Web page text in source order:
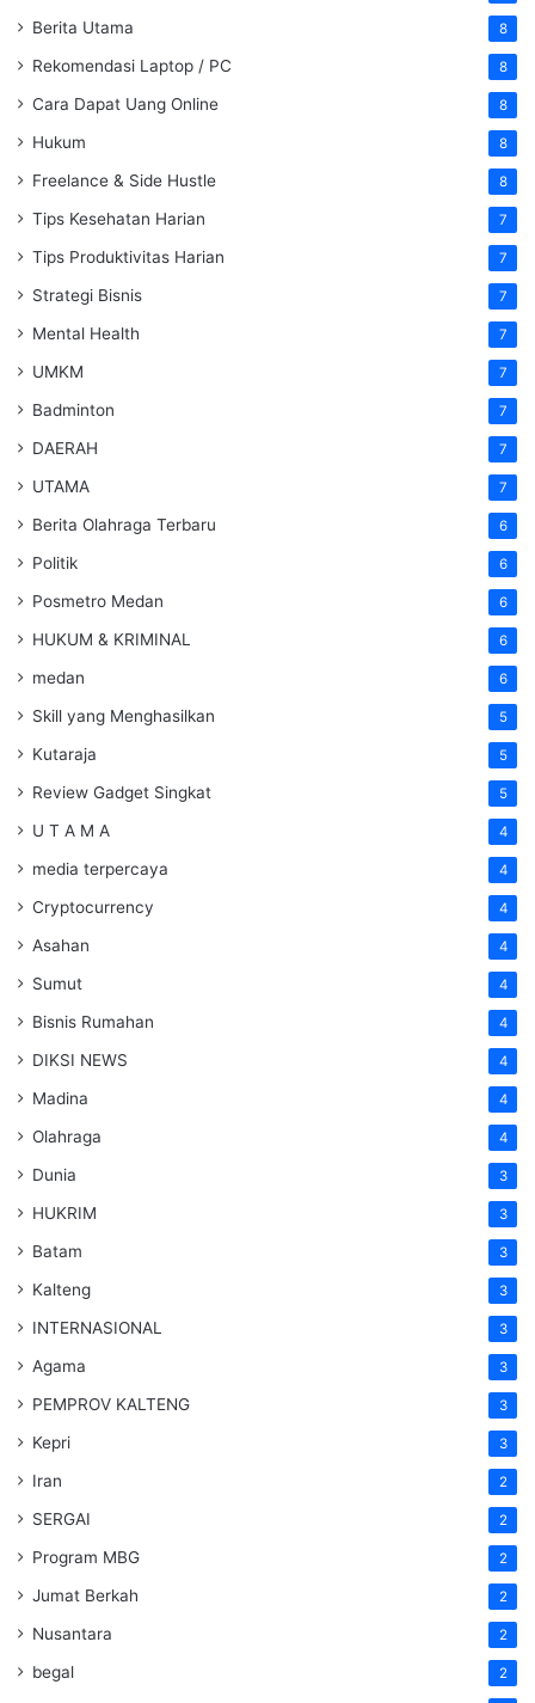
Berita Utama 8
Rekomendasi Laptop / PC 8
Cara Dapat Uang Online 8
Hukum 8
Freelance & Side Hustle 8
Tips Kesehatan Harian 7
Tips Produktivitas Harian 7
Strategi Bisnis 7
Mental Health 7
UMKM 7
Badminton 7
DAERAH 7
UTAMA 7
Berita Olahraga Terbaru 6
Politik 6
Posmetro Medan 6
HUKUM & KRIMINAL 6
medan 6
Skill yang Menghasilkan 5
Kutaraja 5
Review Gadget Singkat 5
U T A M A 4
media terpercaya 4
Cryptocurrency 4
Asahan 4
Sumut 4
Bisnis Rumahan 4
DIKSI NEWS 4
Madina 4
Olahraga 4
Dunia 3
HUKRIM 3
Batam 3
Kalteng 3
INTERNASIONAL 3
Agama 3
PEMPROV KALTENG 3
Kepri 3
Iran 2
SERGAI 2
Program MBG 2
Jumat Berkah 2
Nusantara 2
begal 2